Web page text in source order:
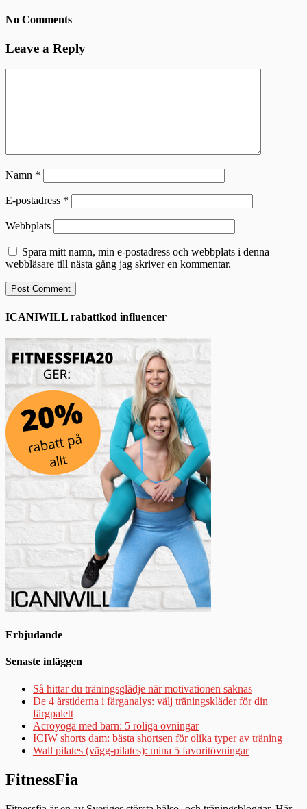
No Comments
Leave a Reply
Namn *
E-postadress *
Webbplats
Spara mitt namn, min e-postadress och webbplats i denna
webbläsare till nästa gång jag skriver en kommentar.
ICANIWILL rabattkod influencer
Erbjudande
Senaste inläggen
Så hittar du träningsglädje när motivationen saknas
De 4 årstiderna i färganalys: välj träningskläder för din
färgpalett
Acroyoga med barn: 5 roliga övningar
ICIW shorts dam: bästa shortsen för olika typer av träning
Wall pilates (vägg-pilates): mina 5 favoritövningar
FitnessFia